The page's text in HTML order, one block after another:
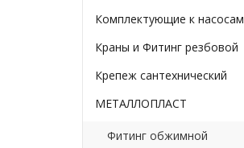
Комплектующие к насосам
Краны и Фитинг резбовой
Крепеж сантехнический
МЕТАЛЛОПЛАСТ
Фитинг обжимной